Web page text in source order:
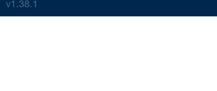
v1.38.1